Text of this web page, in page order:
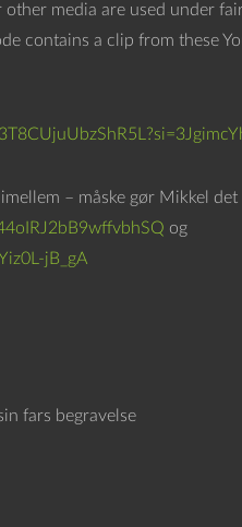
media are used under
contains a clip from these
– måske gør Mikkel det
og
jB_gA
fars begravelse